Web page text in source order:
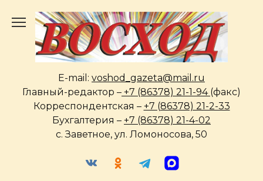
содержанию
E-mail: voshod_gazeta@mail.ru
Главный-редактор – +7 (86378) 21-1-94 (факс)
Корреспондентская – +7 (86378) 21-2-33
Бухгалтерия – +7 (86378) 21-4-02
с. Заветное, ул. Ломоносова, 50